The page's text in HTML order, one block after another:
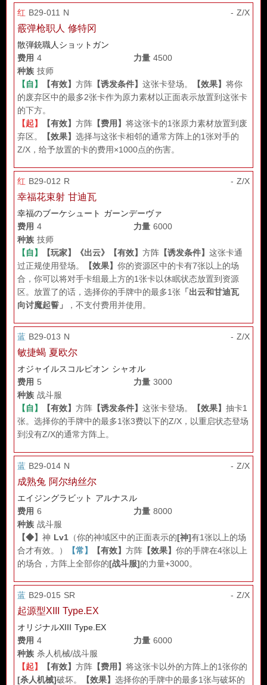
红 B29-011 N - Z/X
霰弹枪职人 修特冈
散弾銃職人ショットガン
费用 4 力量 4500
种族 技师
【自】
【有效】 方阵 【诱发条件】 这张卡登场。 【效果】 将你
的废弃区中的最多2张卡作为原力素材以正面表示放置到这张卡
的下方。
【起】
【有效】 方阵 【费用】 将这张卡的1张原力素材放置到废
弃区。
【效果】 选择与这张卡相邻的通常方阵上的1张对手的
Z/X，给予放置的卡的费用×1000点的伤害。
红 B29-012 R - Z/X
幸福花束射 甘迪瓦
幸福のブーケシュート ガーンデーヴァ
费用 4 力量 6000
种族 技师
【自】
【玩家】 《出云》 【有效】 方阵 【诱发条件】 这张卡通
过正规使用登场。
【效果】 你的资源区中的卡有7张以上的场
合，你可以将对手卡组最上方的1张卡以休眠状态放置到资源
区。放置了的话，选择你的手牌中的最多1张 「出云和甘迪瓦
向讨魔起誓」
，不支付费用并使用。
蓝 B29-013 N - Z/X
敏捷蝎 夏欧尔
オジャイルスコルピオン シャオル
费用 5 力量 3000
种族 战斗服
【自】
【有效】 方阵 【诱发条件】 这张卡登场。 【效果】 抽卡1
张。选择你的手牌中的最多1张3费以下的Z/X，以重启状态登场
到没有Z/X的通常方阵上。
蓝 B29-014 N - Z/X
成熟兔 阿尔纳丝尔
エイジングラビット アルナスル
费用 6 力量 8000
种族 战斗服
【◆】 神 Lv1 （你的神域区中的正面表示的[神]有1张以上的场
合才有效。）
【常】 【有效】 方阵 【效果】 你的手牌在4张以上
的场合，方阵上全部你的[战斗服]的力量+3000。
蓝 B29-015 SR - Z/X
起源型XIII Type.EX
オリジナルXIII Type.EX
费用 4 力量 6000
种族 杀人机械/战斗服
【起】
【有效】 方阵 【费用】 将这张卡以外的方阵上的1张你的
[杀人机械]破坏。 【效果】 选择你的手牌中的最多1张与破坏的